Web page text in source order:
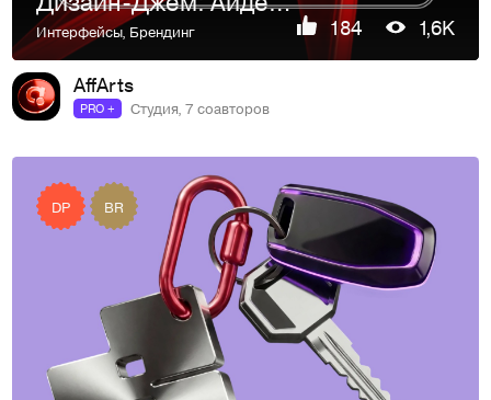
Интерфейсы, Брендинг 184 1,6K
AffArts
PRO + Студия, 7 соавторов
DP BR